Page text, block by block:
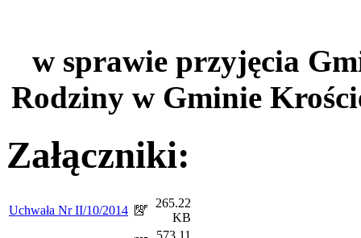
w sprawie przyjęcia
Rodziny w Gminie
Załączniki:
Uchwała Nr II/10/2014
265.22
KB